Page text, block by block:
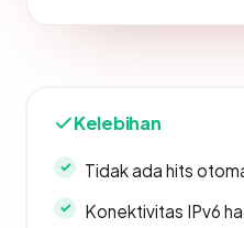
Kelebihan
Tidak ada hits
Konektivitas IPv6